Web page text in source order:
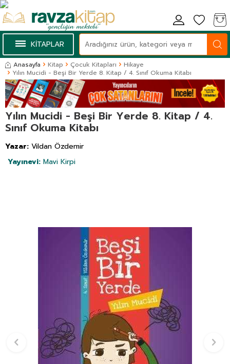
KİTAPLAR
Anasayfa Kitap Çocuk Kitapları
Hikaye
Yılın Mucidi - Beşi Bir Yerde 8. Kitap / 4. Sınıf Okuma Kitabı
Yılın Mucidi - Beşi Bir Yerde 8. Kitap / 4.
Sınıf Okuma Kitabı
Yazar: Vildan Özdemir
Yayınevi: Mavi Kirpi